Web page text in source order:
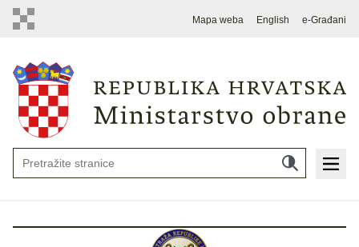
Mapa weba English e-Građani